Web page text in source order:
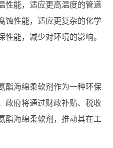
性能，适应更高温度的管道
蚀性能，适应更复杂的化学
能，减少对环境的影响。
酯海绵柔软剂作为一种环保
政府将通过财政补贴、税收
酯海绵柔软剂，推动其在工